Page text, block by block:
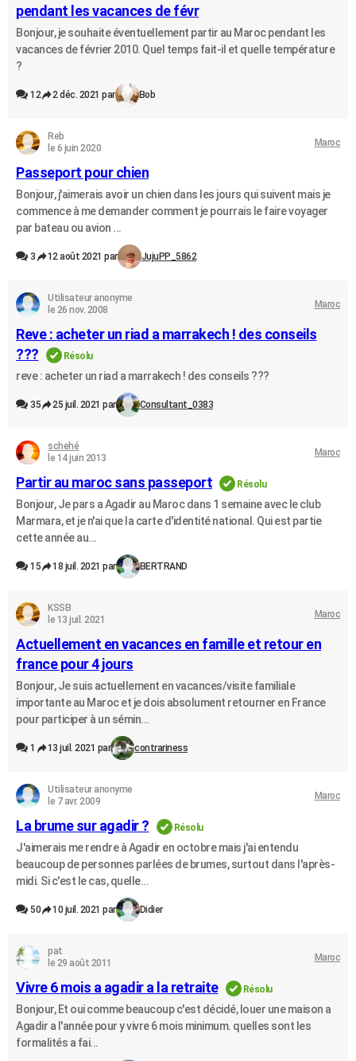
pendant les vacances de févr
Bonjour, je souhaite éventuellement partir au Maroc pendant les
vacances de février 2010. Quel temps fait-il et quelle température
?
12 2 déc. 2021 par Bob
Reb
le 6 juin 2020
Maroc
Passeport pour chien
Bonjour, j'aimerais avoir un chien dans les jours qui suivent mais je
commence à me demander comment je pourrais le faire voyager
par bateau ou avion ...
3 12 août 2021 par JujuPP_5862
Utilisateur anonyme
le 26 nov. 2008
Maroc
Reve : acheter un riad a marrakech ! des conseils
???
Résolu
reve : acheter un riad a marrakech ! des conseils ???
35 25 juil. 2021 par Consultant_0383
schehé
le 14 juin 2013
Maroc
Partir au maroc sans passeport Résolu
Bonjour, Je pars a Agadir au Maroc dans 1 semaine avec le club
Marmara, et je n'ai que la carte d'identité national. Qui est partie
cette année au...
15 18 juil. 2021 par BERTRAND
KSSB
le 13 juil. 2021
Maroc
Actuellement en vacances en famille et retour en
france pour 4 jours
Bonjour, Je suis actuellement en vacances/visite familiale
importante au Maroc et je dois absolument retourner en France
pour participer à un sémin...
1 13 juil. 2021 par contrariness
Utilisateur anonyme
le 7 avr. 2009
Maroc
La brume sur agadir ? Résolu
J'aimerais me rendre à Agadir en octobre mais j'ai entendu
beaucoup de personnes parlées de brumes, surtout dans l'après-
midi. Si c'est le cas, quelle...
50 10 juil. 2021 par Didier
pat
le 29 août 2011
Maroc
Vivre 6 mois a agadir a la retraite Résolu
Bonjour, Et oui comme beaucoup c'est décidé, louer une maison a
Agadir a l'année pour y vivre 6 mois minimum. quelles sont les
formalités a fai...